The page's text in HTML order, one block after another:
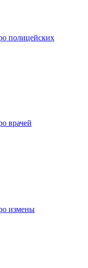
полицейских
врачей
измены